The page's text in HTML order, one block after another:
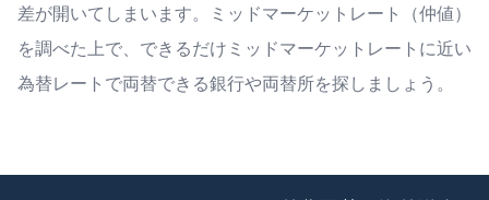
差が開いてしまいます。ミッドマーケットレート（仲値）
を調べた上で、できるだけミッドマーケットレートに近い
為替レートで両替できる銀行や両替所を探しましょう。